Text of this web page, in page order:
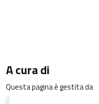
A cura di
Questa pagina è gestita da